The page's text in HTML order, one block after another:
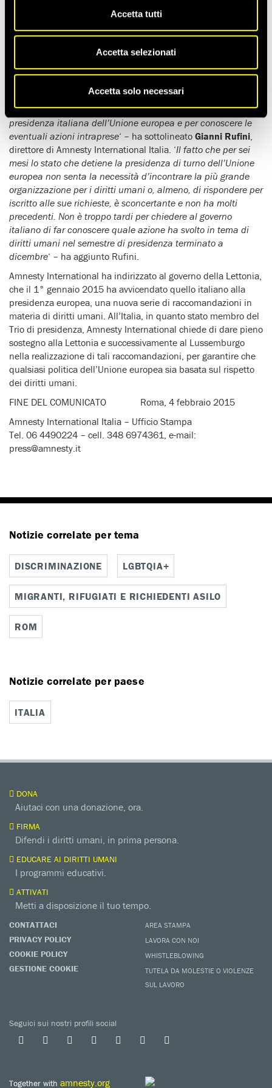
Accetta tutti
Accetta selezionati
Accetta solo necessari
programma di detenzioni segrete e rendition della Cia.
Ci rammarichiamo del fatto che siano state
le numerose richieste d’incontro al presidente del Consiglio
Matteo Renzi e ai membri del suo governo, tra cui il ministro
nuovo ministro degli Affari esteri Gentiloni e il sottosegretario
agli Affari europei Gozi, per illustrare le raccomandazioni alla
presidenza italiana dell’Unione europea e per conoscere le
eventuali azioni intraprese‘ – ha sottolineato Gianni Rufini,
direttore di Amnesty International Italia. ‘Il fatto che per sei
mesi lo stato che detiene la presidenza di turno dell’Unione
europea non senta la necessità d’incontrare la più grande
organizzazione per i diritti umani o, almeno, di rispondere per
iscritto alle sue richieste, è sconcertante e non ha molti
precedenti. Non è troppo tardi per chiedere al governo
italiano di far conoscere quale azione ha svolto in tema di
diritti umani nel semestre di presidenza terminato a
dicembre‘ – ha aggiunto Rufini.
Amnesty International ha indirizzato al governo della Lettonia,
che il 1° gennaio 2015 ha avvicendato quello italiano alla
presidenza europea, una nuova serie di raccomandazioni in
materia di diritti umani. All’Italia, in quanto stato membro del
Trio di presidenza, Amnesty International chiede di dare pieno
sostegno alla Lettonia e successivamente al Lussemburgo
nella realizzazione di tali raccomandazioni, per garantire che
qualsiasi politica dell’Unione europea sia basata sul rispetto
dei diritti umani.
FINE DEL COMUNICATO Roma, 4 febbraio 2015
Amnesty International Italia – Ufficio Stampa
Tel. 06 4490224 – cell. 348 6974361, e-mail:
press@amnesty.it
Notizie correlate per tema
DISCRIMINAZIONE LGBTQIA+
MIGRANTI, RIFUGIATI E RICHIEDENTI ASILO
ROM
Notizie correlate per paese
ITALIA
DONA
Aiutaci con una donazione, ora.
FIRMA
Difendi i diritti umani, in prima persona.
EDUCARE AI DIRITTI UMANI
I programmi educativi.
ATTIVATI
Metti a disposizione il tuo tempo.
CONTATTACI
PRIVACY POLICY
COOKIE POLICY
GESTIONE COOKIE
AREA STAMPA
LAVORA CON NOI
WHISTLEBLOWING
TUTELA DA MOLESTIE O VIOLENZE
SUL LAVORO
Seguici sui nostri profili social
Together with amnesty.org